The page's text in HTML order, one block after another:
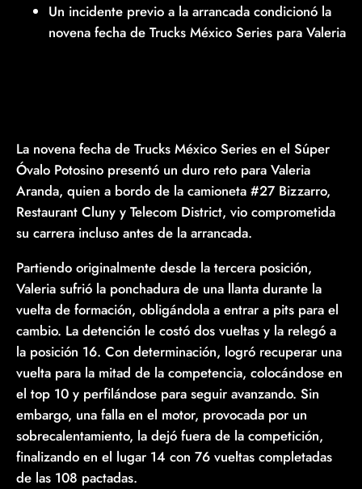
Un incidente previo a la arrancada condicionó la
novena fecha de Trucks México Series para Valeria
La novena fecha de Trucks México Series en el Súper
Óvalo Potosino presentó un duro reto para Valeria
Aranda, quien a bordo de la camioneta #27 Bizzarro,
Restaurant Cluny y Telecom District, vio comprometida
su carrera incluso antes de la arrancada.
Partiendo originalmente desde la tercera posición,
Valeria sufrió la ponchadura de una llanta durante la
vuelta de formación, obligándola a entrar a pits para el
cambio. La detención le costó dos vueltas y la relegó a
la posición 16. Con determinación, logró recuperar una
vuelta para la mitad de la competencia, colocándose en
el top 10 y perfilándose para seguir avanzando. Sin
embargo, una falla en el motor, provocada por un
sobrecalentamiento, la dejó fuera de la competición,
finalizando en el lugar 14 con 76 vueltas completadas
de las 108 pactadas.